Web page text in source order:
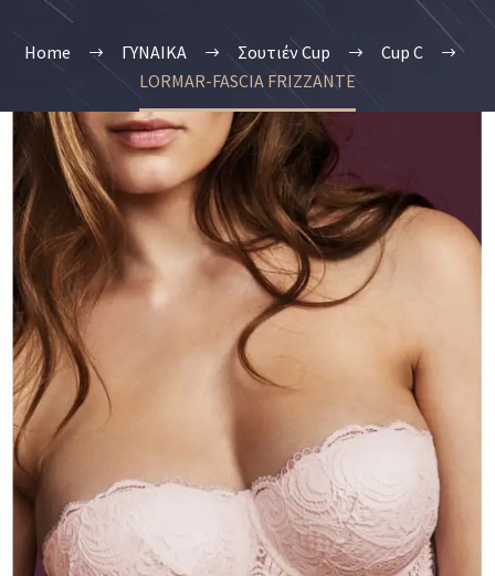
Home ΓΥΝΑΙΚΑ Σουτιέν Cup
Cup C
LORMAR-FASCIA FRIZZANTE